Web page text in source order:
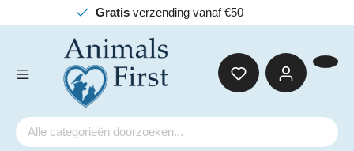
verzending vanaf €50